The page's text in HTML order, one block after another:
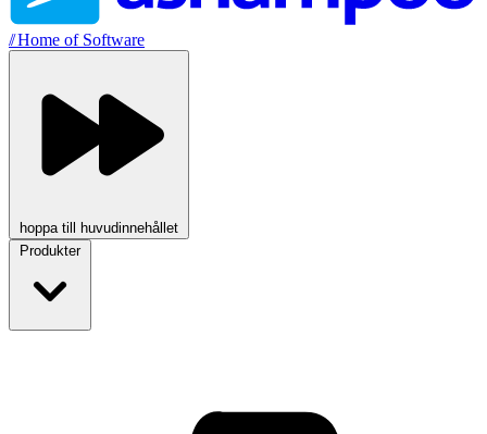
//Home of Software
hoppa till huvudinnehållet
Produkter